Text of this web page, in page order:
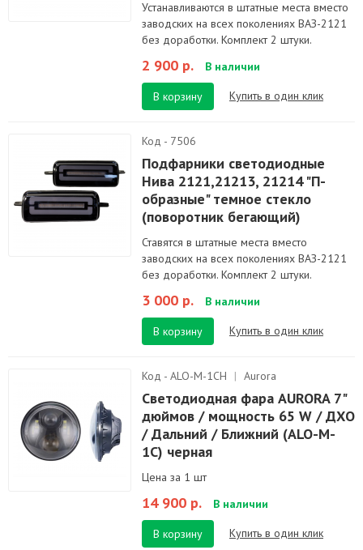
Устанавливаются в штатные места вместо
заводских на всех поколениях ВАЗ-2121
без доработки. Комплект 2 штуки.
2 900 р. В наличии
В корзину Купить в один клик
Код - 7506
Подфарники светодиодные
Нива 2121,21213, 21214 "П-
образные" темное стекло
(поворотник бегающий)
Ставятся в штатные места вместо
заводских на всех поколениях ВАЗ-2121
без доработки. Комплект 2 штуки.
3 000 р. В наличии
В корзину Купить в один клик
Код - ALO-M-1CH | Aurora
Светодиодная фара AURORA 7"
дюймов / мощность 65 W / ДХО
/ Дальний / Ближний (ALO-M-
1C) черная
Цена за 1 шт
14 900 р. В наличии
В корзину Купить в один клик